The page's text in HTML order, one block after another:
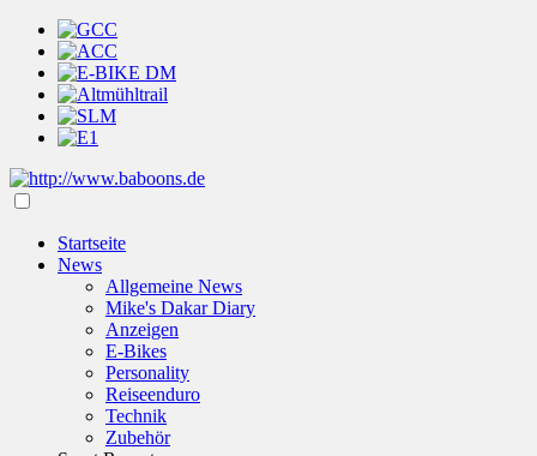
Startseite
News
Allgemeine News
Mike's Dakar Diary
Anzeigen
E-Bikes
Personality
Reiseenduro
Technik
Zubehör